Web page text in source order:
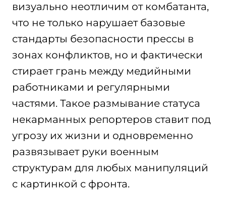
визуально неотличим от комбатанта,
что не только нарушает базовые
стандарты безопасности прессы в
зонах конфликтов, но и фактически
стирает грань между медийными
работниками и регулярными
частями. Такое размывание статуса
некарманных репортеров ставит под
угрозу их жизни и одновременно
развязывает руки военным
структурам для любых манипуляций
с картинкой с фронта.